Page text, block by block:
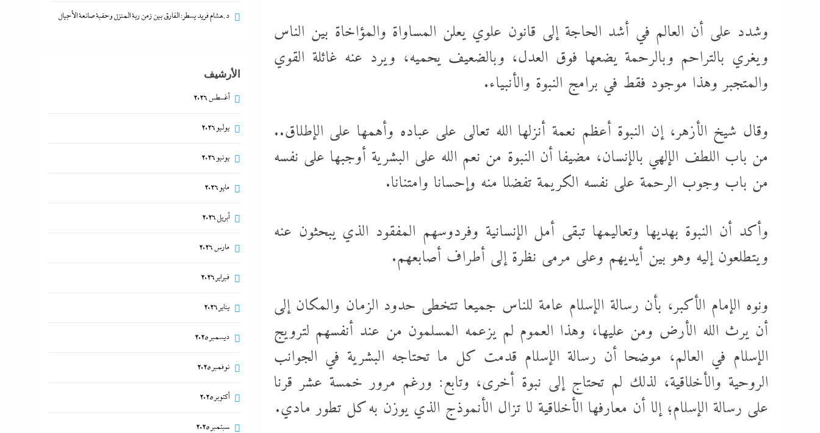
وشدد على أن العالم في أشد الحاجة إلى قانون علوي يعلن المساواة والمؤاخاة بين الناس
ويغري بالتراحم وبالرحمة يضعها فوق العدل، وبالضعيف يحميه، ويرد عنه غائلة القوي
والمتجبر وهذا موجود فقط في برامج النبوة والأنبياء.
وقال شيخ الأزهر، إن النبوة أعظم نعمة أنزلها الله تعالى على عباده وأهمها على الإطلاق..
من باب اللطف الإلهي بالإنسان، مضيفا أن النبوة من نعم الله على البشرية أوجبها على نفسه
من باب وجوب الرحمة على نفسه الكريمة تفضلا منه وإحسانا وامتنانا.
وأكد أن النبوة بهديها وتعاليمها تبقى أمل الإنسانية وفردوسهم المفقود الذي يبحثون عنه
ويتطلعون إليه وهو بين أيديهم وعلى مرمى نظرة إلى أطراف أصابعهم.
ونوه الإمام الأكبر، بأن رسالة الإسلام عامة للناس جميعا تتخطى حدود الزمان والمكان إلى
أن يرث الله الأرض ومن عليها، وهذا العموم لم يزعمه المسلمون من عند أنفسهم لترويج
الإسلام في العالم، موضحا أن رسالة الإسلام قدمت كل ما تحتاجه البشرية في الجوانب
الروحية والأخلاقية، لذلك لم تحتاج إلى نبوة أخرى، وتابع: ورغم مرور خمسة عشر قرنا
على رسالة الإسلام؛ إلا أن معارفها الأخلاقية لا تزال الأنموذج الذي يوزن به كل تطور مادي.
د.هشام فريد يسطر: الفارق بين زمن ربة المنزل وحقبة صانعة الأجيال
الأرشيف
أغسطس 2026
يوليو 2026
يونيو 2026
مايو 2026
أبريل 2026
مارس 2026
فبراير 2026
يناير 2026
ديسمبر 2025
نوفمبر 2025
أكتوبر 2025
سبتمبر 2025